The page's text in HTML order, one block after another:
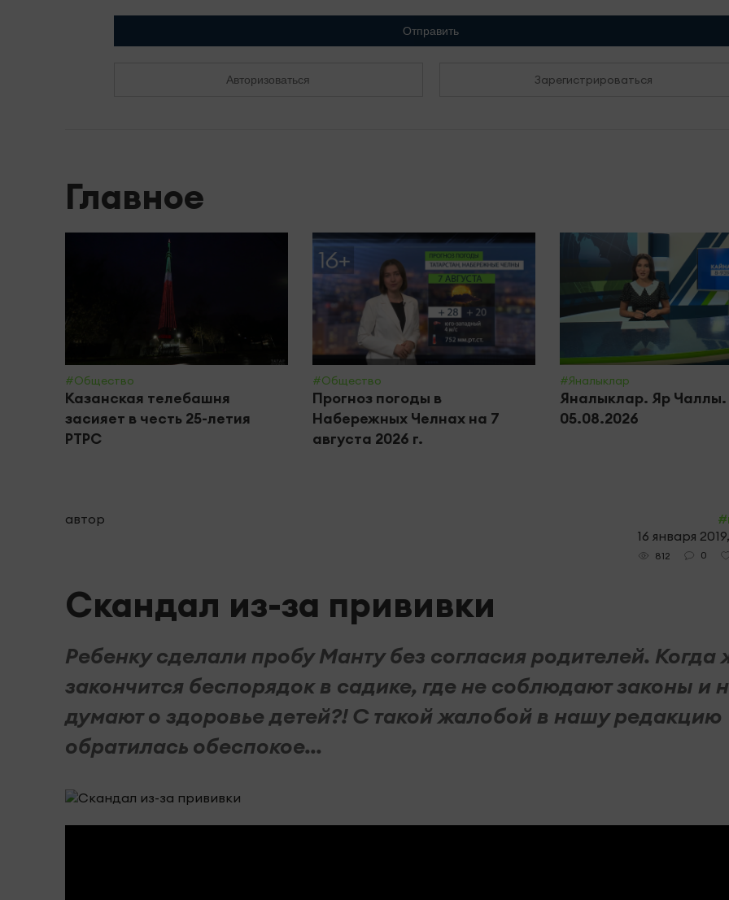
Отправить
Авторизоваться Зарегистрироваться
Главное
#Общество
Казанская телебашня
засияет в честь 25-летия
РТРС
#Общество
Прогноз погоды в
Набережных Челнах на 7
августа 2026 г.
#Яналыклар
Яналыклар. Яр Чаллы.
05.08.2026
автор
16 января
812 0
Скандал из-за прививки
Ребенку сделали пробу Манту без согласия родителей. Когда
закончится беспорядок в садике, где не соблюдают законы и
думают о здоровье детей?! С такой жалобой в нашу редакцию
обратилась обеспокое...